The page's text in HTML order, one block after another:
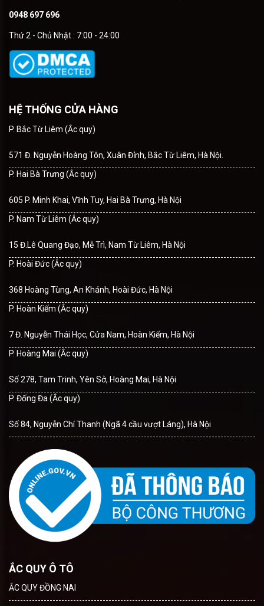
0948 697 696
Thứ 2 - Chủ Nhật : 7:00 - 24:00
HỆ THỐNG CỬA HÀNG
P. Bắc Từ Liêm (Ắc quy)
571 Đ. Nguyễn Hoàng Tôn, Xuân Đỉnh, Bắc Từ Liêm, Hà Nội.
P. Hai Bà Trưng (Ắc quy)
605 P. Minh Khai, Vĩnh Tuy, Hai Bà Trưng, Hà Nội
P. Nam Từ Liêm (Ắc quy)
15 Đ.Lê Quang Đạo, Mễ Trì, Nam Từ Liêm, Hà Nội
P. Hoài Đức (Ắc quy)
368 Hoàng Tùng, An Khánh, Hoài Đức, Hà Nội
P. Hoàn Kiếm (Ắc quy)
7 Đ. Nguyễn Thái Học, Cửa Nam, Hoàn Kiếm, Hà Nội
P. Hoàng Mai (Ắc quy)
Số 278, Tam Trinh, Yên Sở, Hoàng Mai, Hà Nội
P. Đống Đa (Ắc quy)
Số 84, Nguyễn Chí Thanh (Ngã 4 cầu vượt Láng), Hà Nội
ẮC QUY Ô TÔ
ẮC QUY ĐỒNG NAI